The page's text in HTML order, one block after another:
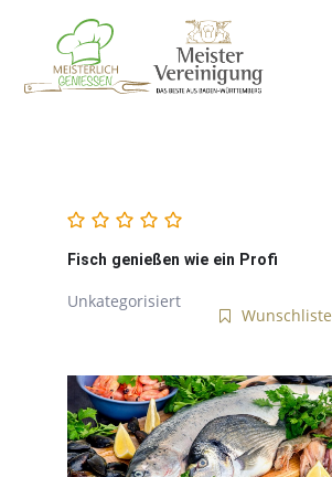
Fisch genießen wie ein Profi
Unkategorisiert
Wunschliste